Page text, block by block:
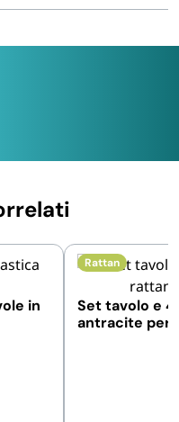
in
Rattan
Set tavolo e
antracite per